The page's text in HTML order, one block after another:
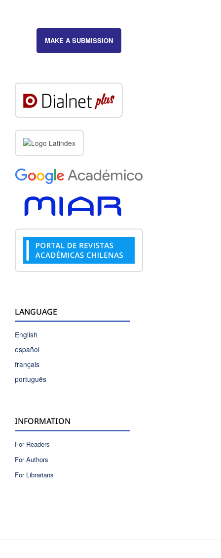
MAKE A SUBMISSION
LANGUAGE
English
español
français
português
INFORMATION
For Readers
For Authors
For Librarians